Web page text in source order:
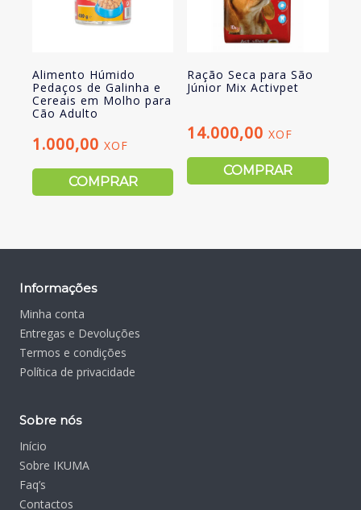
Alimento Húmido
Pedaços de Galinha e
Cereais em Molho para
Cão Adulto
1.000,00 XOF
COMPRAR
Ração Seca para São
Júnior Mix Activpet
14.000,00XOF
COMPRAR
Informações
Minha conta
Entregas e Devoluções
Termos e condições
Política de privacidade
Sobre nós
Início
Sobre IKUMA
Faq’s
Contactos